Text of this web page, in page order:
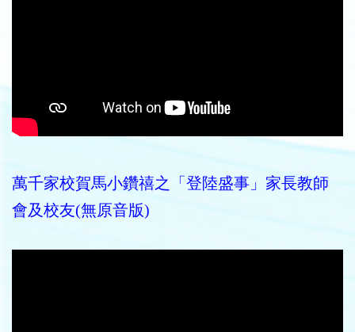
萬千家校賀馬小鑽禧之「登陸盛事」家長教師
會及校友(無原音版)